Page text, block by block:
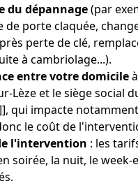
du dépannage(par
de porte claquée,
perte de clé,
à cambriolage...).
entre votre domicile
Lèze et le siège social
qui impacte
le coût de
l'intervention : les
soirée, la nuit, le week-